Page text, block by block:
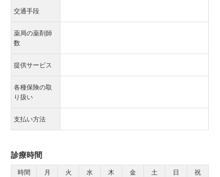
交通手段
薬局の薬剤師
数
提供サービス
各種保険の取
り扱い
支払い方法
診療時間
時間 月 火 水 木 金 土 日
祝